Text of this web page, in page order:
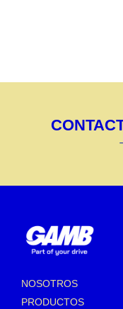
NOSOTROS
PRODUCTOS